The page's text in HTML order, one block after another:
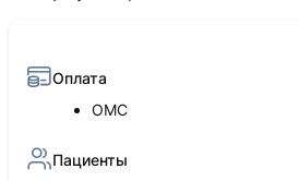
Оплата
ОМС
Пациенты